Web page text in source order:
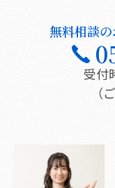
無料相談
受付
（